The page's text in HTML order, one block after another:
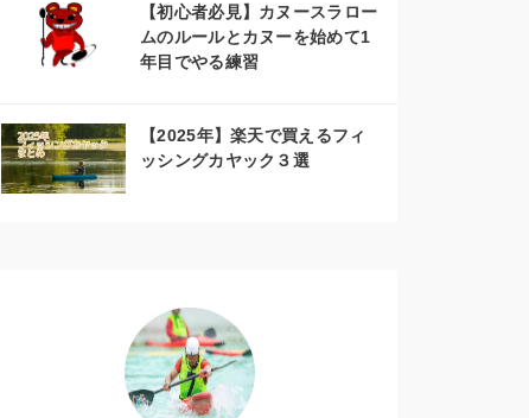
【初心者必見】カヌースラロー
ムのルールとカヌーを始めて1
年目でやる練習
【2025年】楽天で買えるフィ
ッシングカヤック３選